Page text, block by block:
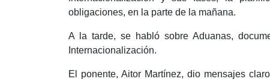
obligaciones, en la parte de la mañana.
A la tarde, se habló sobre Aduanas,
Internacionalización.
El ponente, Aitor Martínez, dio mensajes